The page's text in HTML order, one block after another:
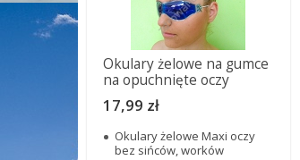
Okulary żelowe na gumce
na opuchnięte oczy
17,99 zł
Okulary żelowe Maxi oczy
bez sińców, worków